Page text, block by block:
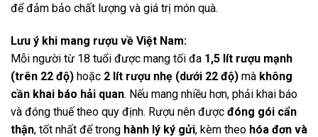
để đảm bảo chất lượng và giá trị món quà.
Lưu ý khi mang rượu về Việt Nam:
Mỗi người từ 18 tuổi được mang tối đa 1,5 lít rượu mạnh
(trên 22 độ) hoặc 2 lít rượu nhẹ (dưới 22 độ) mà không
cần khai báo hải quan. Nếu mang nhiều hơn, phải khai báo
và đóng thuế theo quy định. Rượu nên được đóng gói cẩn
thận, tốt nhất để trong hành lý ký gửi, kèm theo hóa đơn và